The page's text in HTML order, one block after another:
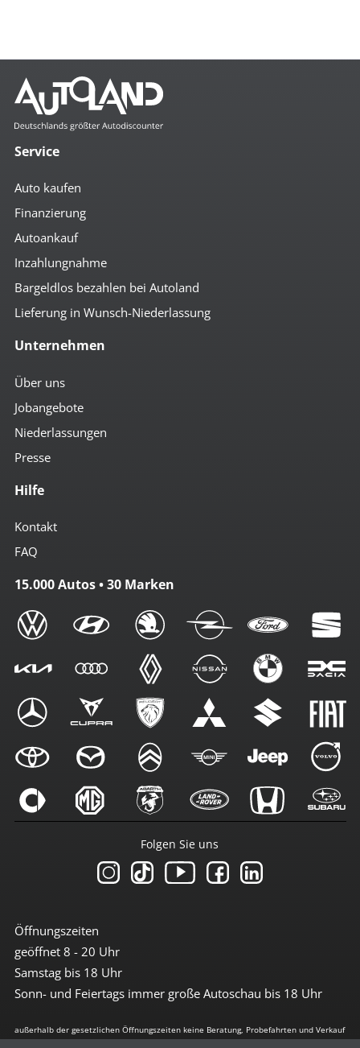
Service
Auto kaufen
Finanzierung
Autoankauf
Inzahlungnahme
Bargeldlos bezahlen bei Autoland
Lieferung in Wunsch-Niederlassung
Unternehmen
Über uns
Jobangebote
Niederlassungen
Presse
Hilfe
Kontakt
FAQ
15.000 Autos • 30 Marken
Öffnungszeiten
geöffnet 8 - 20 Uhr
Samstag bis 18 Uhr
Sonn- und Feiertags immer große Autoschau bis 18 Uhr
Folgen Sie uns
außerhalb der gesetzlichen Öffnungszeiten keine Beratung, Probefahrten und Verkauf